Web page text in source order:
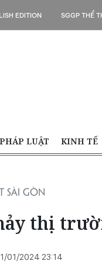
EDITION SGGP THỂ
PHÁP LUẬT KINH TẾ
SÀI GÒN
thị
01/2024 23:14